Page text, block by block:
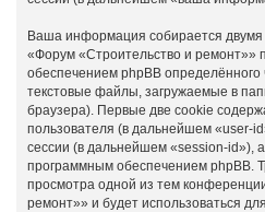
Ваша информация собирается
«Форум «Строительство и ремонт»»
обеспечением phpBB
текстовые файлы, загружаемые в
браузера). Первые две cookie
пользователя (в дальнейшем «user-
сессии (в дальнейшем «session-id»),
программным обеспечением phpBB.
просмотра одной из тем
ремонт»» и будет использоваться